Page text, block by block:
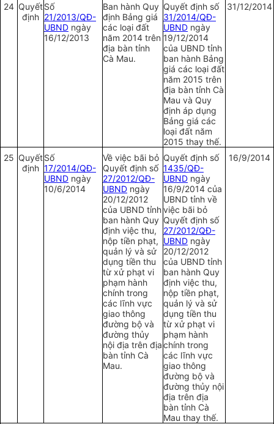
24 Quyết
định
Số
21/2013/QĐ-
UBND ngày
16/12/2013
Ban hành Quy
định Bảng giá
các loại đất
năm 2014 trên
địa bàn tỉnh
Cà Mau.
Quyết định số
31/2014/QĐ-
UBND ngày
19/12/2014
của UBND tỉnh
ban hành Bảng
giá các loại đất
năm 2015 trên
địa bàn tỉnh Cà
Mau và Quy
định áp dụng
Bảng giá các
loại đất năm
2015 thay thế.
31/12/2014
25 Quyết
định
Số
17/2014/QĐ-
UBND ngày
10/6/2014
Về việc bãi bỏ
Quyết định số
27/2012/QĐ-
UBND ngày
20/12/2012
của UBND tỉnh
ban hành Quy
định việc thu,
nộp tiền phạt,
quản lý và sử
dụng tiền thu
từ xử phạt vi
phạm hành
chính trong
các lĩnh vực
giao thông
đường bộ và
đường thủy
nội địa trên địa
bàn tỉnh Cà
Mau.
Quyết định số
1435/QĐ-
UBND ngày
16/9/2014 của
UBND tỉnh về
việc bãi bỏ
Quyết định số
27/2012/QĐ-
UBND ngày
20/12/2012
của UBND tỉnh
ban hành Quy
định việc thu,
nộp tiền phạt,
quản lý và sử
dụng tiền thu
từ xử phạt vi
phạm hành
chính trong
các lĩnh vực
giao thông
đường bộ và
đường thủy nội
địa trên địa
bàn tỉnh Cà
Mau thay thế.
16/9/2014